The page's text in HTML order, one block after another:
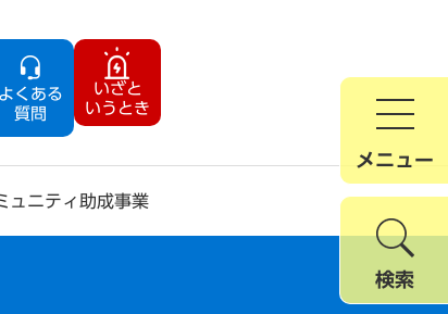
よくある
質問
いざと
いうとき
メニュー
検索
ュニティ助成事業